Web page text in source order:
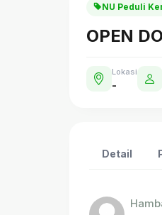
NU Peduli
OPEN
Lokasi
-
Detail